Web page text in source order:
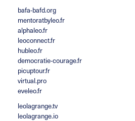
bafa-bafd.org
mentoratbyleo.fr
alphaleo.fr
leoconnect.fr
hubleo.fr
democratie-courage.fr
picuptour.fr
virtual.pro
eveleo.fr
leolagrange.tv
leolagrange.io